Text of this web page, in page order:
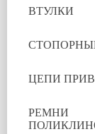
ВТУЛКИ
ЦЕПИ
РЕМНИ